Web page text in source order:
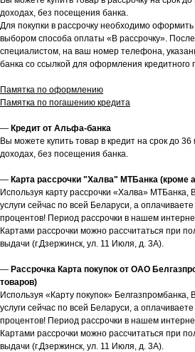
доходах, без посещения банка.
Для покупки в рассрочку необходимо оформить
выбором способа оплаты «В рассрочку».
специалистом, на ваш номер телефона,
банка со ссылкой для оформления кредитного
Памятка по оформлению
Памятка по погашению кредита
— Кредит от Альфа-банка
Вы можете купить товар в кредит на срок до
доходах, без посещения банка.
— Карта рассрочки "Халва" МТБанка (кроме
Используя карту рассрочки «Халва»
услуги сейчас по всей Беларуси, а
процентов! Период рассрочки в нашем
Картами рассрочки можно рассчитаться при
выдачи (г.Дзержинск, ул. 11 Июля, д. 3А).
— Рассрочка Карта покупок от ОАО
товаров)
Используя «Карту покупок»
услуги сейчас по всей Беларуси, а
процентов! Период рассрочки в нашем
Картами рассрочки можно рассчитаться при
выдачи (г.Дзержинск, ул. 11 Июля, д. 3А).